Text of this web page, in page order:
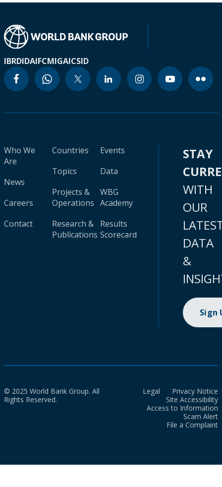
IBRDIDAIFCMIGAICSID
Who We
Are
News
Careers
Contact
Countries
Topics
Projects &
Operations
Research &
Publications
Events
Data
WBG
Academy
Results
Scorecard
STAY
WITH
OUR
DATA
&
Sign
© 2025 World Bank Group. All
Rights Reserved.
Legal
Privacy Notice
Site Accessibility
Access to Information
Scam Alert
File a Complaint